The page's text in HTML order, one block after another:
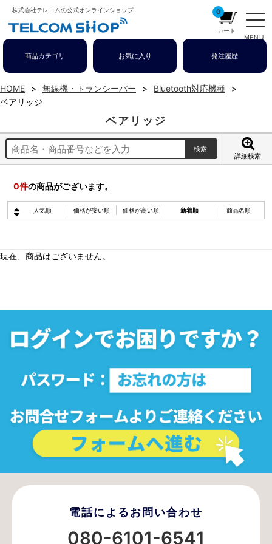
株式会社テレコムの公式オンラインショップ
MENU
0
カート
商品カテゴリ お気に入り 発注履歴
HOME 無線機・トランシーバー
Bluetooth対応機種
ベアリッジ
ベアリッジ
詳細検索
0件の商品がございます。
人気順 価格が安い順 価格が高い順 新着順 商品名順
現在、商品はございません。
電話によるお問い合わせ
080-6101-6541